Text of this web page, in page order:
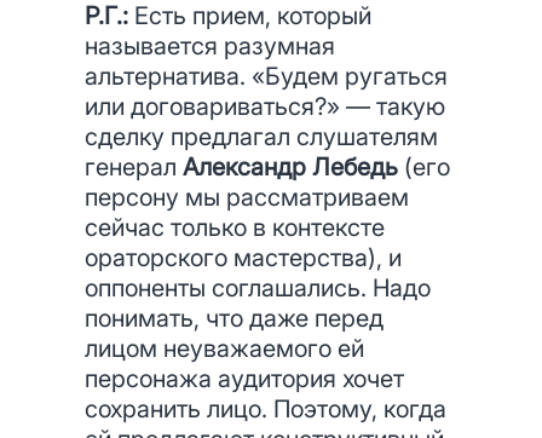
Р.Г.: Есть прием, который
называется разумная
альтернатива. «Будем ругаться
или договариваться?» — такую
сделку предлагал слушателям
генерал Александр Лебедь (его
персону мы рассматриваем
сейчас только в контексте
ораторского мастерства), и
оппоненты соглашались. Надо
понимать, что даже перед
лицом неуважаемого ей
персонажа аудитория хочет
сохранить лицо. Поэтому, когда